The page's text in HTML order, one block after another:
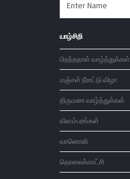
யாழ்சிறி
பிறந்தநாள் வாழ்த்துக்கள்
மஞ்சள் நீராட்டு விழா
திருமண வாழ்த்துக்கள்
விளம்பரங்கள்
வானொலி
தொலைக்காட்சி